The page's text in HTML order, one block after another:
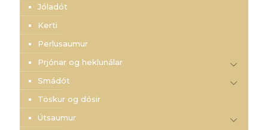
Jóladót
Kerti
Perlusaumur
Prjónar og heklunálar
Smádót
Töskur og dósir
Útsaumur